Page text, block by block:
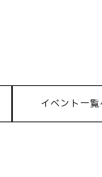
イベント一